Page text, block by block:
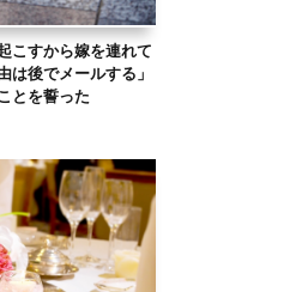
こすから嫁を連れて
は後でメールする」
とを誓った